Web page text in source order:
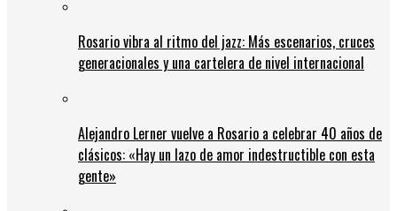
Rosario vibra al ritmo del jazz: Más escenarios, cruces
generacionales y una cartelera de nivel internacional
Alejandro Lerner vuelve a Rosario a celebrar 40 años de
clásicos: «Hay un lazo de amor indestructible con esta
gente»